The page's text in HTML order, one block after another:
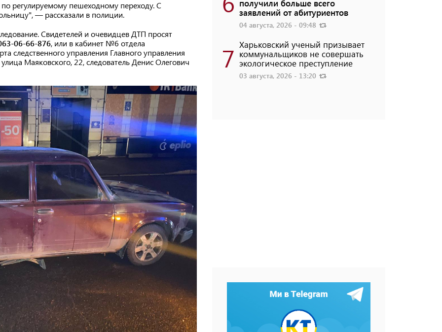
регулируемому пешеходному переходу. С
— рассказали в полиции.
Свидетелей и очевидцев ДТП просят
06-66-876, или в кабинет №6 отдела
следственного управления Главного управления
Маяковского, 22, следователь Денис Олегович
получили больше всего
заявлений от абитуриентов
04 августа, 2026 - 09:48
7 Харьковский ученый призывает
коммунальщиков не совершать
экологическое преступление
03 августа, 2026 - 13:20